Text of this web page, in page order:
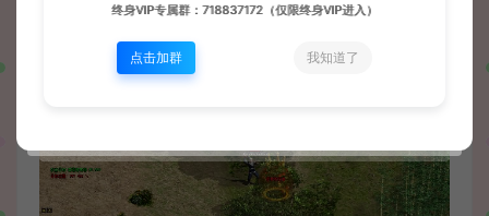
终身VIP专属群：718837172（仅限终身VIP进入）
点击加群 我知道了